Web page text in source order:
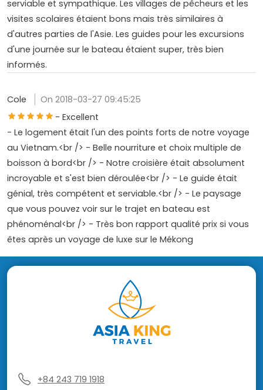
serviable et sympathique. Les villages de pêcheurs et les
visites scolaires étaient bons mais très similaires à
d'autres parties de l'Asie. Les guides pour les excursions
d'une journée sur le bateau étaient super, très bien
informés.
Cole
On 2018-03-27 09:45:25
- Excellent
- Le logement était l'un des points forts de notre voyage
au Vietnam.<br /> - Belle nourriture et choix multiple de
boisson à bord<br /> - Notre croisière était absolument
incroyable et s'est bien déroulée<br /> - Le guide était
génial, très compétent et serviable.<br /> - Le paysage
que vous pouvez voir sur le trajet en bateau est
phénoménal<br /> - Très bon rapport qualité prix si vous
êtes après un voyage de luxe sur le Mékong
+84 243 719 1918